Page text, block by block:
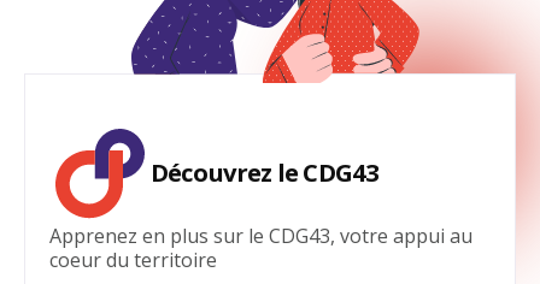
Découvrez le CDG43
Apprenez en plus sur le CDG43, votre appui au
coeur du territoire